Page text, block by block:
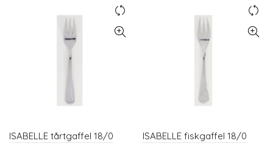
ISABELLE tårtgaffel 18/0
ISABELLE fiskgaffel 18/0